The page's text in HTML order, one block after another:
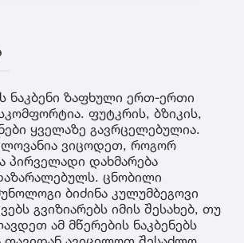
ნაკბენი ზაფხული ერთ-ერთი
ფუტკრის, ბზიკის,
ყველაზე გავრცელებულია.
ვიცოდეთ, როგორ
პირველადი დახმარება
ცნობილი
ბიძინა კულუმბეგოვი
გვიზიარებს იმის შესახებ, თუ
ამ მწერების ნაკბენებს